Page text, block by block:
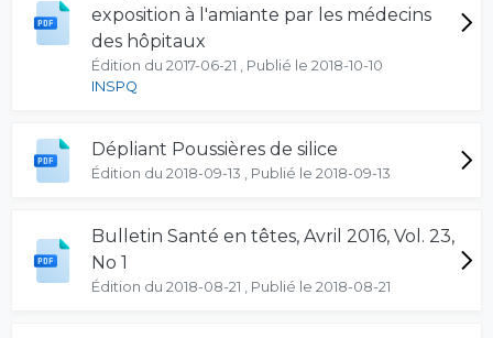
exposition à l'amiante par les médecins
des hôpitaux
Édition du 2017-06-21 , Publié le 2018-10-10
INSPQ
Dépliant Poussières de silice
Édition du 2018-09-13 , Publié le 2018-09-13
Bulletin Santé en têtes, Avril 2016, Vol. 23,
No 1
Édition du 2018-08-21 , Publié le 2018-08-21